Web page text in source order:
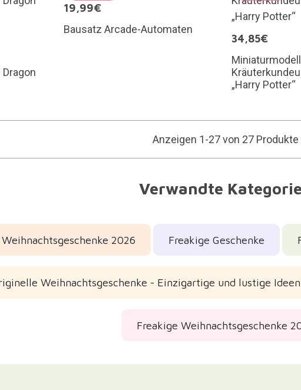
19,99€
Bausatz Arcade-Automaten
34,85€
„Harry Potter“
Anzeigen 1-27 von 27 Produkte
Verwandte
Weihnachtsgeschenke 2026 Freakige Geschenke
Weihnachtsgeschenke - Einzigartige und lustige
Freakige Weihnachtsgeschenke